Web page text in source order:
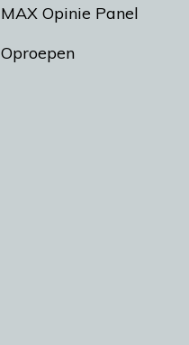
MAX Opinie Panel
Oproepen